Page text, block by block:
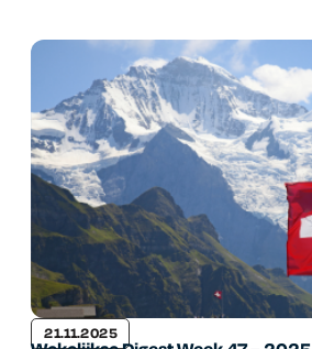
21.11.2025